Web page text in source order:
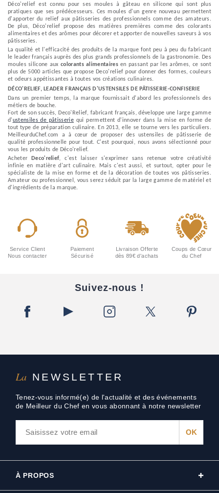
Déco'relief est connu pour ses moules à gâteau en silicone qui sont plus
pratiques que ses prédécesseurs. Ces moules d'un genre nouveau permettent
d'apporter du relief aux pâtisseries des professionnels comme des amateurs.
De plus, Déco'relief propose des matières premières comme des colorants
alimentaires et des arômes pour décorer et apporter de nouvelles saveurs à vos
pâtisseries.
La qualité et l'efficacité des produits de la marque font peu à peu du fabricant
le leader français auprès des plus grands professionnels de la gastronomie. Des
moules silicone aux colorants alimentairesen passant par les arômes, ce sont
plus de 5000 articles que propose Deco'relief pour donner des formes, couleurs
et odeurs appétissantes à toutes vos créations culinaires.
DÉCO'RELIEF, LEADER FRANÇAIS D'USTENSILES DE PÂTISSERIE-CONFISERIE
Dans un premier temps, la marque fournissait d'abord les professionnels des
métiers de bouche.
Fort de son succès, Deco'Relief, fabricant français, développe une large gamme
d'ustensiles de pâtisserie qui permettent d'innover dans la mise en forme de
tout type de préparation culinaire. En 2013, elle se tourne vers les particuliers.
MeilleurduChef.com a à cœur de proposer des ustensiles de pâtisserie de
qualité professionnelle pour tout. C'est pourquoi, nous avons sélectionné pour
vous les produits de Déco'relief.
Acheter
Deco'relief, c'est laisser s'exprimer sans retenue votre créativité
infinie en matière d'art culinaire. Mais c'est aussi, et surtout, opter pour le
spécialiste de la mise en forme et de la décoration de toutes vos pâtisseries.
Amateur ou professionnel, vous serez séduit par la large gamme de matériel et
d'ingrédients de la marque.
La NEWSLETTER
Tenez-vous informé(e) de l'actualité et des événements
de Meilleur du Chef en vous abonnant à notre newsletter
Service Client
Nous contacter
Paiement
Sécurisé
Livraison Offerte
dès 89€ d'achats
Coups de Cœur
du Chef
Suivez-nous !
À PROPOS